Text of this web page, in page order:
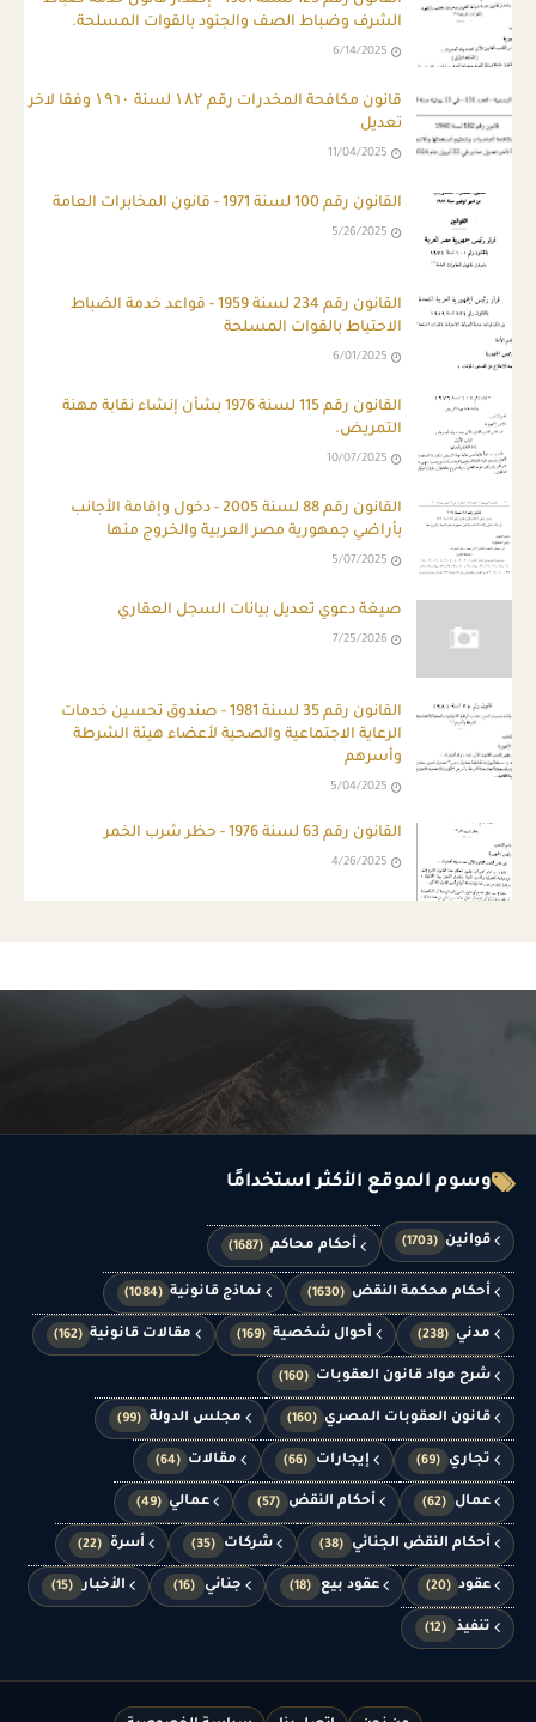
الشرف وضباط الصف والجنود بالقوات المسلحة.
6/14/2025
قانون مكافحة المخدرات رقم ۱۸۲ لسنة ۱۹٦۰ وفقا لاخر
تعديل
11/04/2025
القانون رقم 100 لسنة 1971 - قانون المخابرات العامة
5/26/2025
القانون رقم 234 لسنة 1959 - قواعد خدمة الضباط
الاحتياط بالقوات المسلحة
6/01/2025
القانون رقم 115 لسنة 1976 بشأن إنشاء نقابة مهنة
التمريض.
10/07/2025
القانون رقم 88 لسنة 2005 - دخول وإقامة الأجانب
بأراضي جمهورية مصر العربية والخروج منها
5/07/2025
صيغة دعوي تعديل بيانات السجل العقاري
7/25/2026
القانون رقم 35 لسنة 1981 - صندوق تحسين خدمات
الرعاية الاجتماعية والصحية لأعضاء هيئة الشرطة
وأسرهم
5/04/2025
القانون رقم 63 لسنة 1976 - حظر شرب الخمر
4/26/2025
وسوم الموقع الأكثر استخدامًا
قوانين (1703) أحكام محاكم (1687)
أحكام محكمة النقض (1630) نماذج قانونية (1084)
مدني (238) أحوال شخصية (169) مقالات قانونية (162)
شرح مواد قانون العقوبات (160)
قانون العقوبات المصري (160) مجلس الدولة (99)
تجاري (69) إيجارات (66) مقالات (64)
عمال (62) أحكام النقض (57) عمالي (49)
أحكام النقض الجنائي (38) شركات (35) أسرة (22)
عقود (20) عقود بيع (18) جنائي (16) الأخبار (15)
تنفيذ (12)